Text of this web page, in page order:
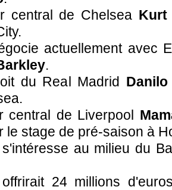
central de Chelsea Kurt
actuellement avec
.
du Real Madrid Danilo
central de Liverpool
le stage de pré-saison à
au milieu du
24 millions